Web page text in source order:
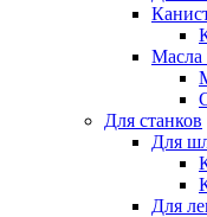
Масла
Для станков
Для
Для